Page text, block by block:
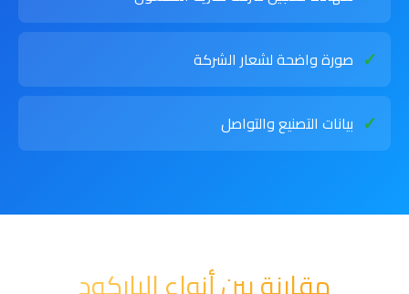
صورة واضحة لشعار الشركة
بيانات التصنيع والتواصل